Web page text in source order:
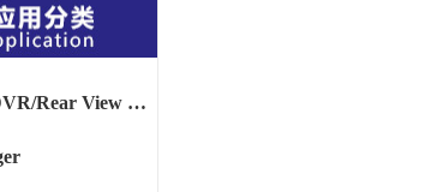
Car DVR/Rear View Mirror